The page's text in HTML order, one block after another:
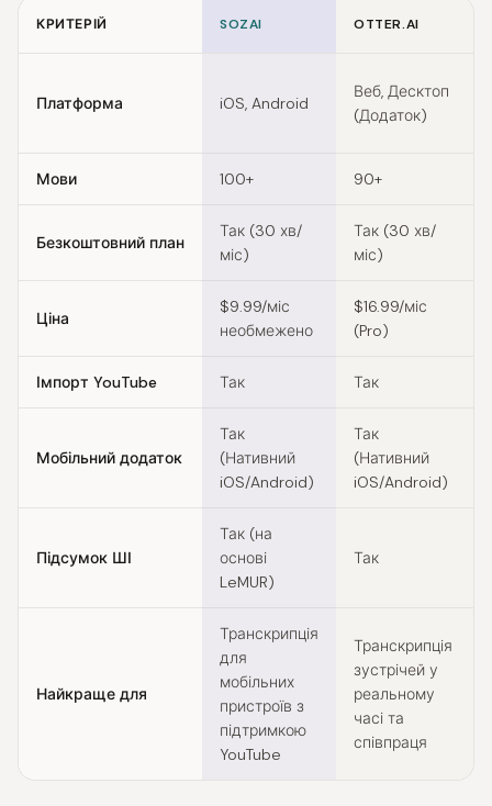
КРИТЕРІЙ SOZAI OTTER.AI
Платформа iOS, Android
Веб, Десктоп
(Додаток)
Мови 100+ 90+
Безкоштовний план
Так (30 хв/
міс)
Так (30 хв/
міс)
Ціна
$9.99/міс
необмежено
$16.99/міс
(Pro)
Імпорт YouTube Так Так
Мобільний додаток
Так
(Нативний
iOS/Android)
Так
(Нативний
iOS/Android)
Підсумок ШІ
Так (на
основі
LeMUR)
Так
Найкраще для
Транскрипція
для
мобільних
пристроїв з
підтримкою
YouTube
Транскрипція
зустрічей у
реальному
часі та
співпраця